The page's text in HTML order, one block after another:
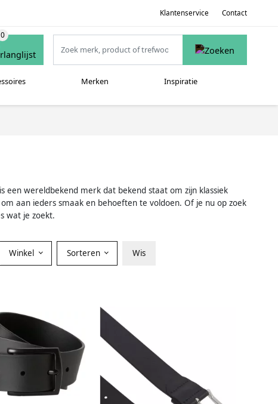
Klantenservice Contact
Merken Inspiratie
een wereldbekend merk dat bekend staat om zijn klassiek
aan ieders smaak en behoeften te voldoen. Of je nu op zoek
wat je zoekt.
Winkel Sorteren Wis